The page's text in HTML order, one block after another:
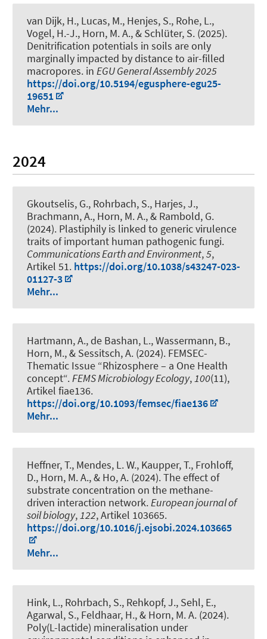
van Dijk, H., Lucas, M., Henjes, S., Rohe, L.,
Vogel, H.-J., Horn, M. A., & Schlüter, S. (2025).
Denitrification potentials in soils are only
marginally impacted by distance to air-filled
macropores. in EGU General Assembly 2025
https://doi.org/10.5194/egusphere-egu25-
19651
Mehr...
2024
Gkoutselis, G., Rohrbach, S., Harjes, J.,
Brachmann, A., Horn, M. A., & Rambold, G.
(2024). Plastiphily is linked to generic virulence
traits of important human pathogenic fungi.
Communications Earth and Environment,5,
Artikel 51. https://doi.org/10.1038/s43247-023-
01127-3
Mehr...
Hartmann, A., de Bashan, L., Wassermann, B.,
Horn, M., & Sessitsch, A. (2024). FEMSEC-
Thematic Issue “Rhizosphere – a One Health
concept“.FEMS Microbiology Ecology,100(11),
Artikel fiae136.
https://doi.org/10.1093/femsec/fiae136
Mehr...
Heffner, T., Mendes, L. W., Kaupper, T., Frohloff,
D., Horn, M. A., & Ho, A. (2024).The effect of
substrate concentration on the methane-
driven interaction network.European journal of
soil biology,122, Artikel 103665.
https://doi.org/10.1016/j.ejsobi.2024.103665
Mehr...
Hink, L., Rohrbach, S., Rehkopf, J., Sehl, E.,
Agarwal, S., Feldhaar, H., & Horn, M. A. (2024).
Poly(L-lactide) mineralisation under